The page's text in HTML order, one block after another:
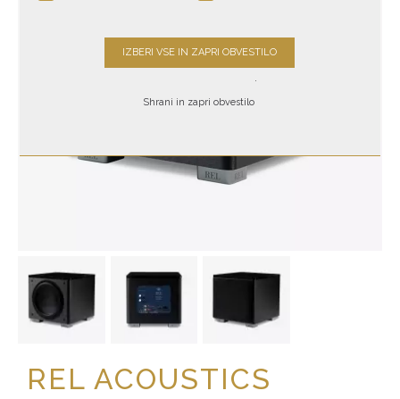
REL ACOUSTICS
Shrani in zapri obvestilo
.